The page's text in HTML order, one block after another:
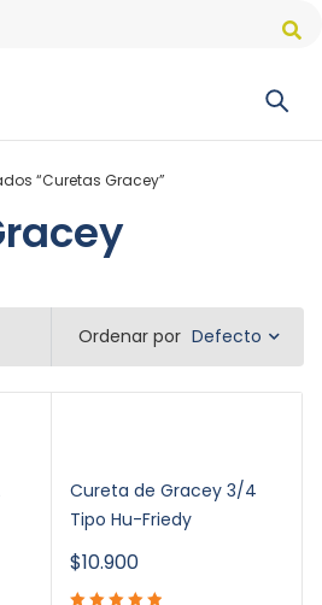
“Curetas Gracey”
Ordenar por Defecto
Cureta de Gracey 3/4
Tipo Hu-Friedy
$10.900